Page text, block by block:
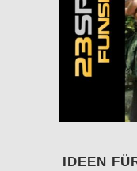
IDEEN